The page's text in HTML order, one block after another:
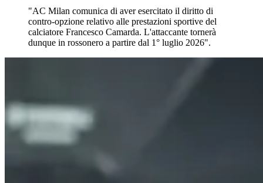
"AC Milan comunica di aver esercitato il diritto di
contro-opzione relativo alle prestazioni sportive del
calciatore Francesco Camarda. L'attaccante tornerà
dunque in rossonero a partire dal 1° luglio 2026".